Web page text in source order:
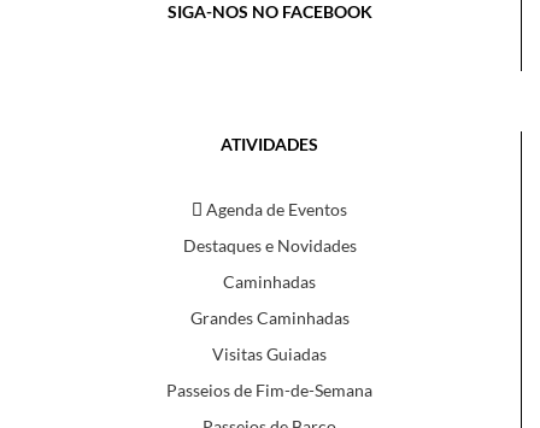
SIGA-NOS NO FACEBOOK
ATIVIDADES
Agenda de Eventos
Destaques e Novidades
Caminhadas
Grandes Caminhadas
Visitas Guiadas
Passeios de Fim-de-Semana